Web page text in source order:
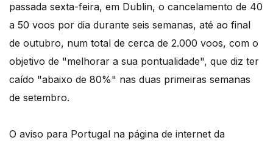
passada sexta-feira, em Dublin, o cancelamento de 40
a 50 voos por dia durante seis semanas, até ao final
de outubro, num total de cerca de 2.000 voos, com o
objetivo de "melhorar a sua pontualidade", que diz ter
caído "abaixo de 80%" nas duas primeiras semanas
de setembro.
O aviso para Portugal na página de internet da